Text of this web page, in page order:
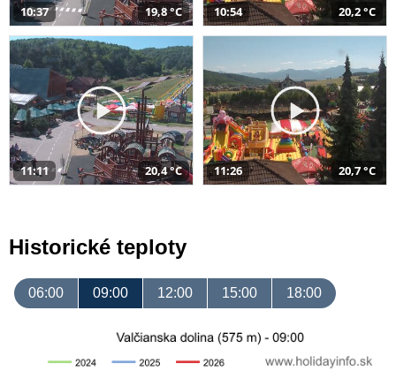
10:37 19,8 °C 10:54 20,2 °C
11:11 20,4 °C 11:26 20,7 °C
Historické teploty
06:00 09:00 12:00 15:00 18:00